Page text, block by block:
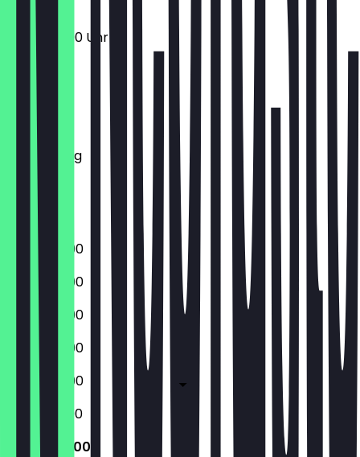
12:00 - 22:00 Uhr
Montag
Dienstag
Donnerstag
Freitag
Samstag
17:00 - 22:00
17:00 - 22:00
17:00 - 22:00
17:00 - 22:00
17:00 - 22:00
12:00 - 22:00
12:00 - 22:00